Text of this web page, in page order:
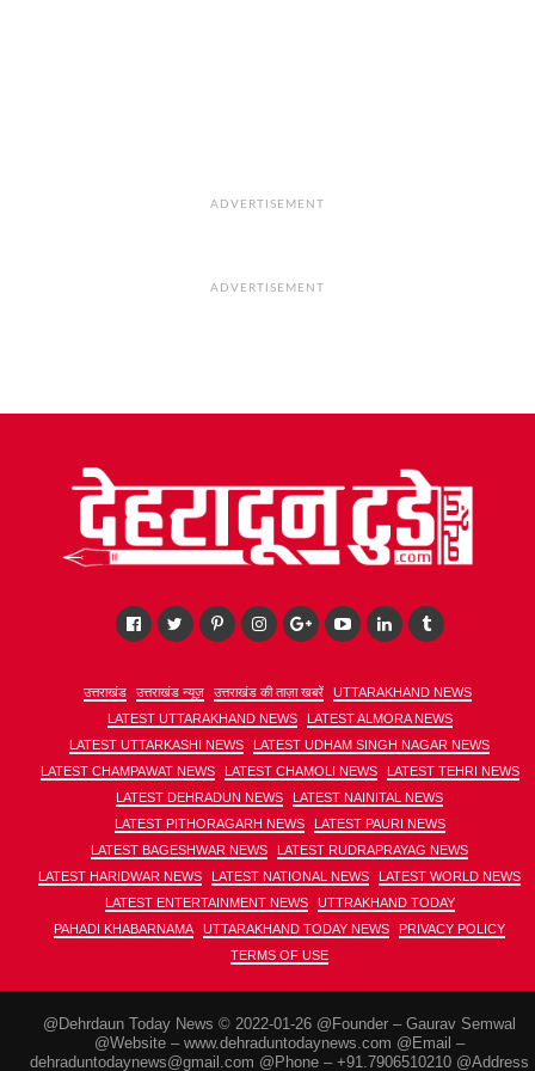
ADVERTISEMENT
ADVERTISEMENT
उत्तराखंड उत्तराखंड न्यूज़ उत्तराखंड की ताज़ा खबरें
UTTARAKHAND NEWS
LATEST UTTARAKHAND NEWS
LATEST ALMORA NEWS
LATEST UTTARKASHI NEWS
LATEST UDHAM SINGH NAGAR NEWS
LATEST CHAMPAWAT NEWS
LATEST CHAMOLI NEWS
LATEST TEHRI NEWS
LATEST DEHRADUN NEWS
LATEST NAINITAL NEWS
LATEST PITHORAGARH NEWS
LATEST PAURI NEWS
LATEST BAGESHWAR NEWS
LATEST RUDRAPRAYAG NEWS
LATEST HARIDWAR NEWS
LATEST NATIONAL NEWS
LATEST WORLD NEWS
LATEST ENTERTAINMENT NEWS
UTTRAKHAND TODAY
PAHADI KHABARNAMA
UTTARAKHAND TODAY NEWS
PRIVACY POLICY
TERMS OF USE
@Dehrdaun Today News © 2022-01-26 @Founder – Gaurav Semwal
@Website – www.dehraduntodaynews.com @Email –
dehraduntodaynews@gmail.com @Phone – +91.7906510210 @Address